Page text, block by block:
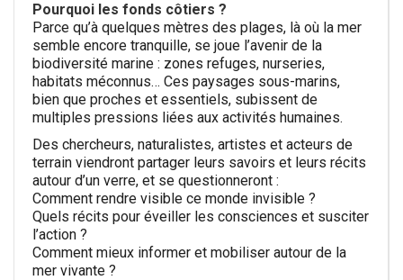
Pourquoi les fonds côtiers ?
Parce qu’à quelques mètres des plages, là où la mer
semble encore tranquille, se joue l’avenir de la
biodiversité marine : zones refuges, nurseries,
habitats méconnus… Ces paysages sous-marins,
bien que proches et essentiels, subissent de
multiples pressions liées aux activités humaines.
Des chercheurs, naturalistes, artistes et acteurs de
terrain viendront partager leurs savoirs et leurs récits
autour d’un verre, et se questionneront :
Comment rendre visible ce monde invisible ?
Quels récits pour éveiller les consciences et susciter
l’action ?
Comment mieux informer et mobiliser autour de la
mer vivante ?